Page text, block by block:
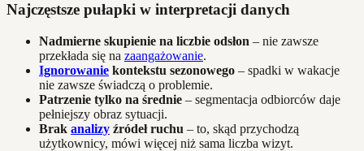
Najczęstsze pułapki w interpretacji danych
Nadmierne skupienie na liczbie odsłon – nie zawsze
przekłada się na zaangażowanie.
Ignorowanie kontekstu sezonowego – spadki w wakacje
nie zawsze świadczą o problemie.
Patrzenie tylko na średnie – segmentacja odbiorców daje
pełniejszy obraz sytuacji.
Brak analizy źródeł ruchu – to, skąd przychodzą
użytkownicy, mówi więcej niż sama liczba wizyt.